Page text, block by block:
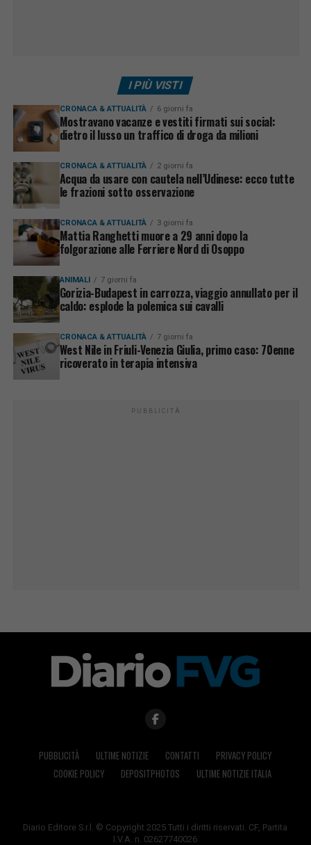
I PIÙ VISTI
CRONACA & ATTUALITÀ 6 giorni fa
Mostravano vacanze e vestiti firmati sui social:
dietro il lusso un traffico di droga da milioni
CRONACA & ATTUALITÀ 2 giorni fa
Acqua da usare con cautela nell’Udinese: ecco tutte
le frazioni sotto osservazione
CRONACA & ATTUALITÀ 3 giorni fa
Mattia Ranghetti muore a 29 anni dopo la
folgorazione alle Ferriere Nord di Osoppo
ANIMALI 7 giorni fa
Gorizia-Budapest in carrozza, viaggio annullato per il
caldo: esplode la polemica sui cavalli
CRONACA & ATTUALITÀ 7 giorni fa
West Nile in Friuli-Venezia Giulia, primo caso: 70enne
ricoverato in terapia intensiva
PUBBLICITÀ
PUBBLICITÀ ULTIME NOTIZIE CONTATTI
PRIVACY POLICY
COOKIE POLICY
DEPOSITPHOTOS ULTIME NOTIZIE ITALIA
Diario Editore S.r.l. © Copyright 2025 Tutti i diritti riservati. CF, Partita
I.V.A. n. 02627740026